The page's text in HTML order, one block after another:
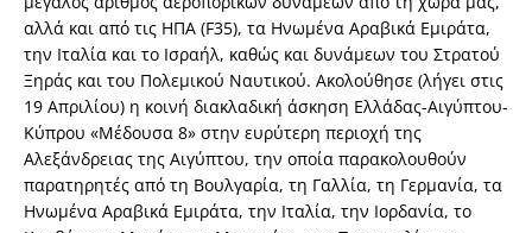
αλλά και από τις ΗΠΑ (F35), τα Ηνωμένα Αραβικά Εμιράτα,
την Ιταλία και το Ισραήλ, καθώς και δυνάμεων του Στρατού
Ξηράς και του Πολεμικού Ναυτικού. Ακολούθησε (λήγει στις
19 Απριλίου) η κοινή διακλαδική άσκηση Ελλάδας-Αιγύπτου-
Κύπρου «Μέδουσα 8» στην ευρύτερη περιοχή της
Αλεξάνδρειας της Αιγύπτου, την οποία παρακολουθούν
παρατηρητές από τη Βουλγαρία, τη Γαλλία, τη Γερμανία, τα
Ηνωμένα Αραβικά Εμιράτα, την Ιταλία, την Ιορδανία, το